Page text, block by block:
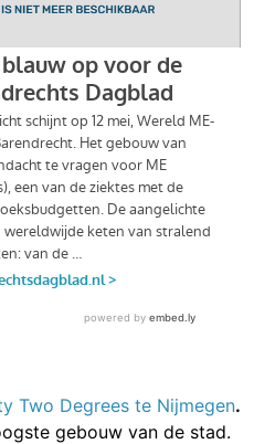
Two Degrees te Nijmegen.
gebouw van de stad.